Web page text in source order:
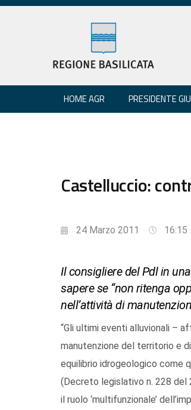
HOME AGR PRESIDENTE
Castelluccio:
24 Marzo 2011 16:15
Il consigliere del Pdl in
sapere se “non ritenga
nell’attività di
“Gli ultimi eventi alluvionali –
manutenzione del territorio e
equilibrio idrogeologico come
(Decreto legislativo n. 228
il ruolo ‘multifunzionale’